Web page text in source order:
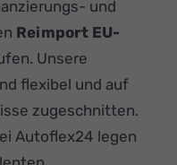
und
Reimport EU-
Unsere
flexibel und auf
zugeschnitten.
Autoflex24 legen